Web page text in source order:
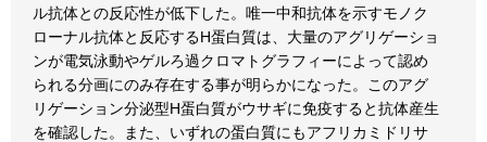
ル抗体との反応性が低下した。唯一中和抗体を示すモノク
ローナル抗体と反応するH蛋白質は、大量のアグリゲーショ
ンが電気泳動やゲルろ過クロマトグラフィーによって認め
られる分画にのみ存在する事が明らかになった。このアグ
リゲーション分泌型H蛋白質がウサギに免疫すると抗体産生
を確認した。また、いずれの蛋白質にもアフリカミドリサ